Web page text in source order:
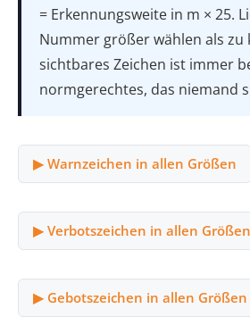
= Erkennungsweite in m × 25.
Nummer größer wählen als zu
sichtbares Zeichen ist immer
normgerechtes, das niemand
▶ Warnzeichen in allen Größen
▶ Verbotszeichen in allen Größen
▶ Gebotszeichen in allen Größen